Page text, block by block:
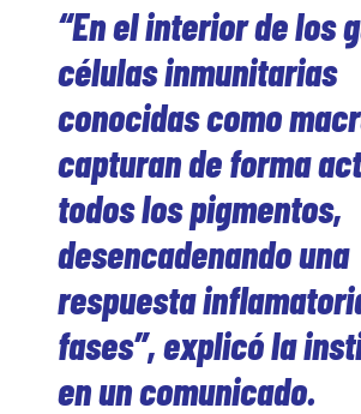
“En el interior de los
células inmunitarias
conocidas como
capturan de forma
todos los pigmentos,
desencadenando una
respuesta
fases”, explicó la
en un comunicado.